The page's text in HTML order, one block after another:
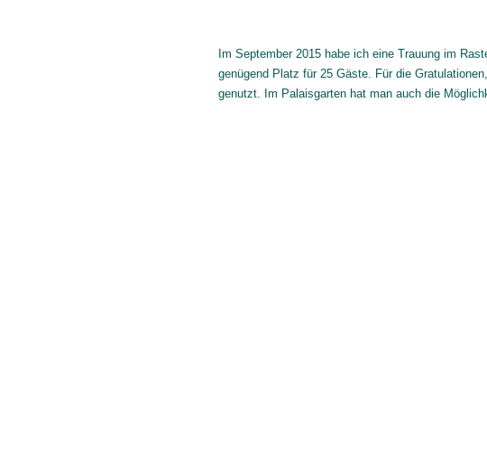
Im September 2015 habe ich eine Trauung im
genügend Platz für 25 Gäste. Für die
genutzt. Im Palaisgarten hat man auch die